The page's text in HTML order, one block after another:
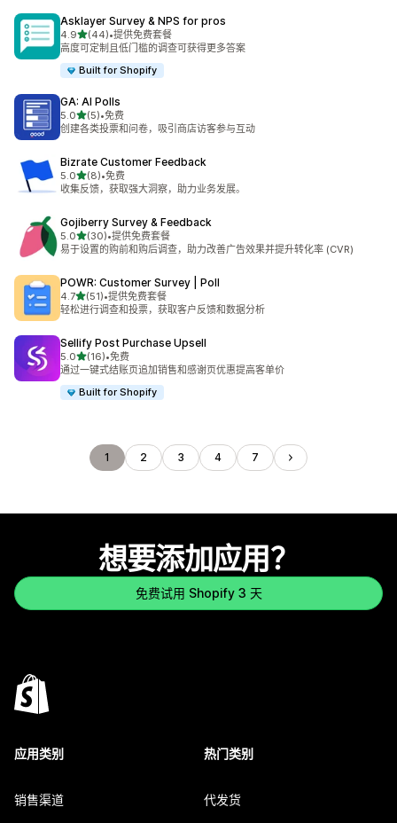
Asklayer Survey & NPS for pros
4.9星（满分 5 星）
(44)
总共 44 条评论
•提供免费套餐
高度可定制且低门槛的调查可获得更多答案
Built for Shopify
GA: AI Polls
5.0星（满分 5 星）
(5)
总共 5 条评论
•免费
创建各类投票和问卷，吸引商店访客参与互动
Bizrate Customer Feedback
5.0星（满分 5 星）
(8)
总共 8 条评论
•免费
收集反馈，获取强大洞察，助力业务发展。
Gojiberry Survey & Feedback
5.0星（满分 5 星）
(30)
总共 30 条评论
•提供免费套餐
易于设置的购前和购后调查，助力改善广告效果并提升转化率 (CVR)
POWR: Customer Survey | Poll
4.7星（满分 5 星）
(51)
总共 51 条评论
•提供免费套餐
轻松进行调查和投票，获取客户反馈和数据分析
Sellify Post Purchase Upsell
5.0星（满分 5 星）
(16)
总共 16 条评论
•免费
通过一键式结账页追加销售和感谢页优惠提高客单价
Built for Shopify
1 2 3 4 7
想要添加应用？
免费试用 Shopify 3 天
应用类别
销售渠道
热门类别
代发货